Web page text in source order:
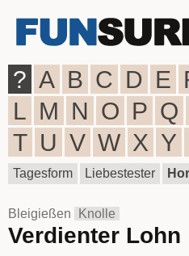
? A B C D E
L M N O P Q
T U V W X Y
Tagesform Liebestester
Bleigießen Knolle
Verdienter Lohn